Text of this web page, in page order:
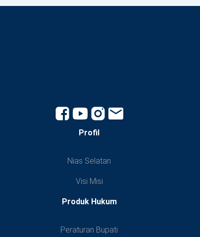
Profil
Nias Selatan
Visi Misi
Produk Hukum
Peraturan Bupati